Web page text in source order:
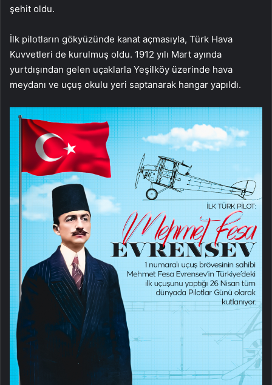
şehit oldu.
İlk pilotların gökyüzünde kanat açmasıyla, Türk Hava
Kuvvetleri de kurulmuş oldu. 1912 yılı Mart ayında
yurtdışından gelen uçaklarla Yeşilköy üzerinde hava
meydanı ve uçuş okulu yeri saptanarak hangar yapıldı.